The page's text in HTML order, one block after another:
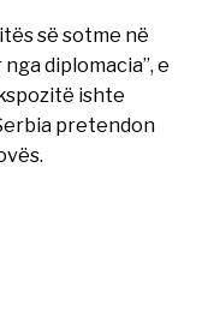
së sotme në
diplomacia”, e
ishte
pretendon